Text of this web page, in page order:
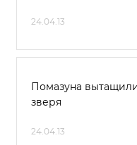
24.04.13
Помазуна
зверя
24.04.13